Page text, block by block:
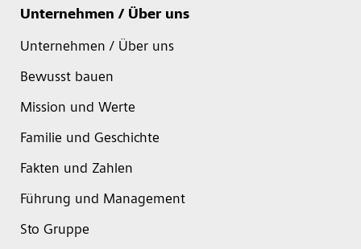
Unternehmen / Über uns
Unternehmen / Über uns
Bewusst bauen
Mission und Werte
Familie und Geschichte
Fakten und Zahlen
Führung und Management
Sto Gruppe